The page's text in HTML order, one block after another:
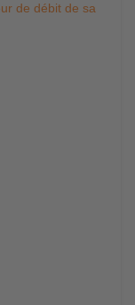
de débit de sa